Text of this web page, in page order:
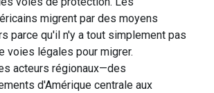
migrent par des moyens
parce qu'il n'y a tout simplement pas
voies légales pour migrer.
acteurs régionaux—des
d'Amérique centrale aux